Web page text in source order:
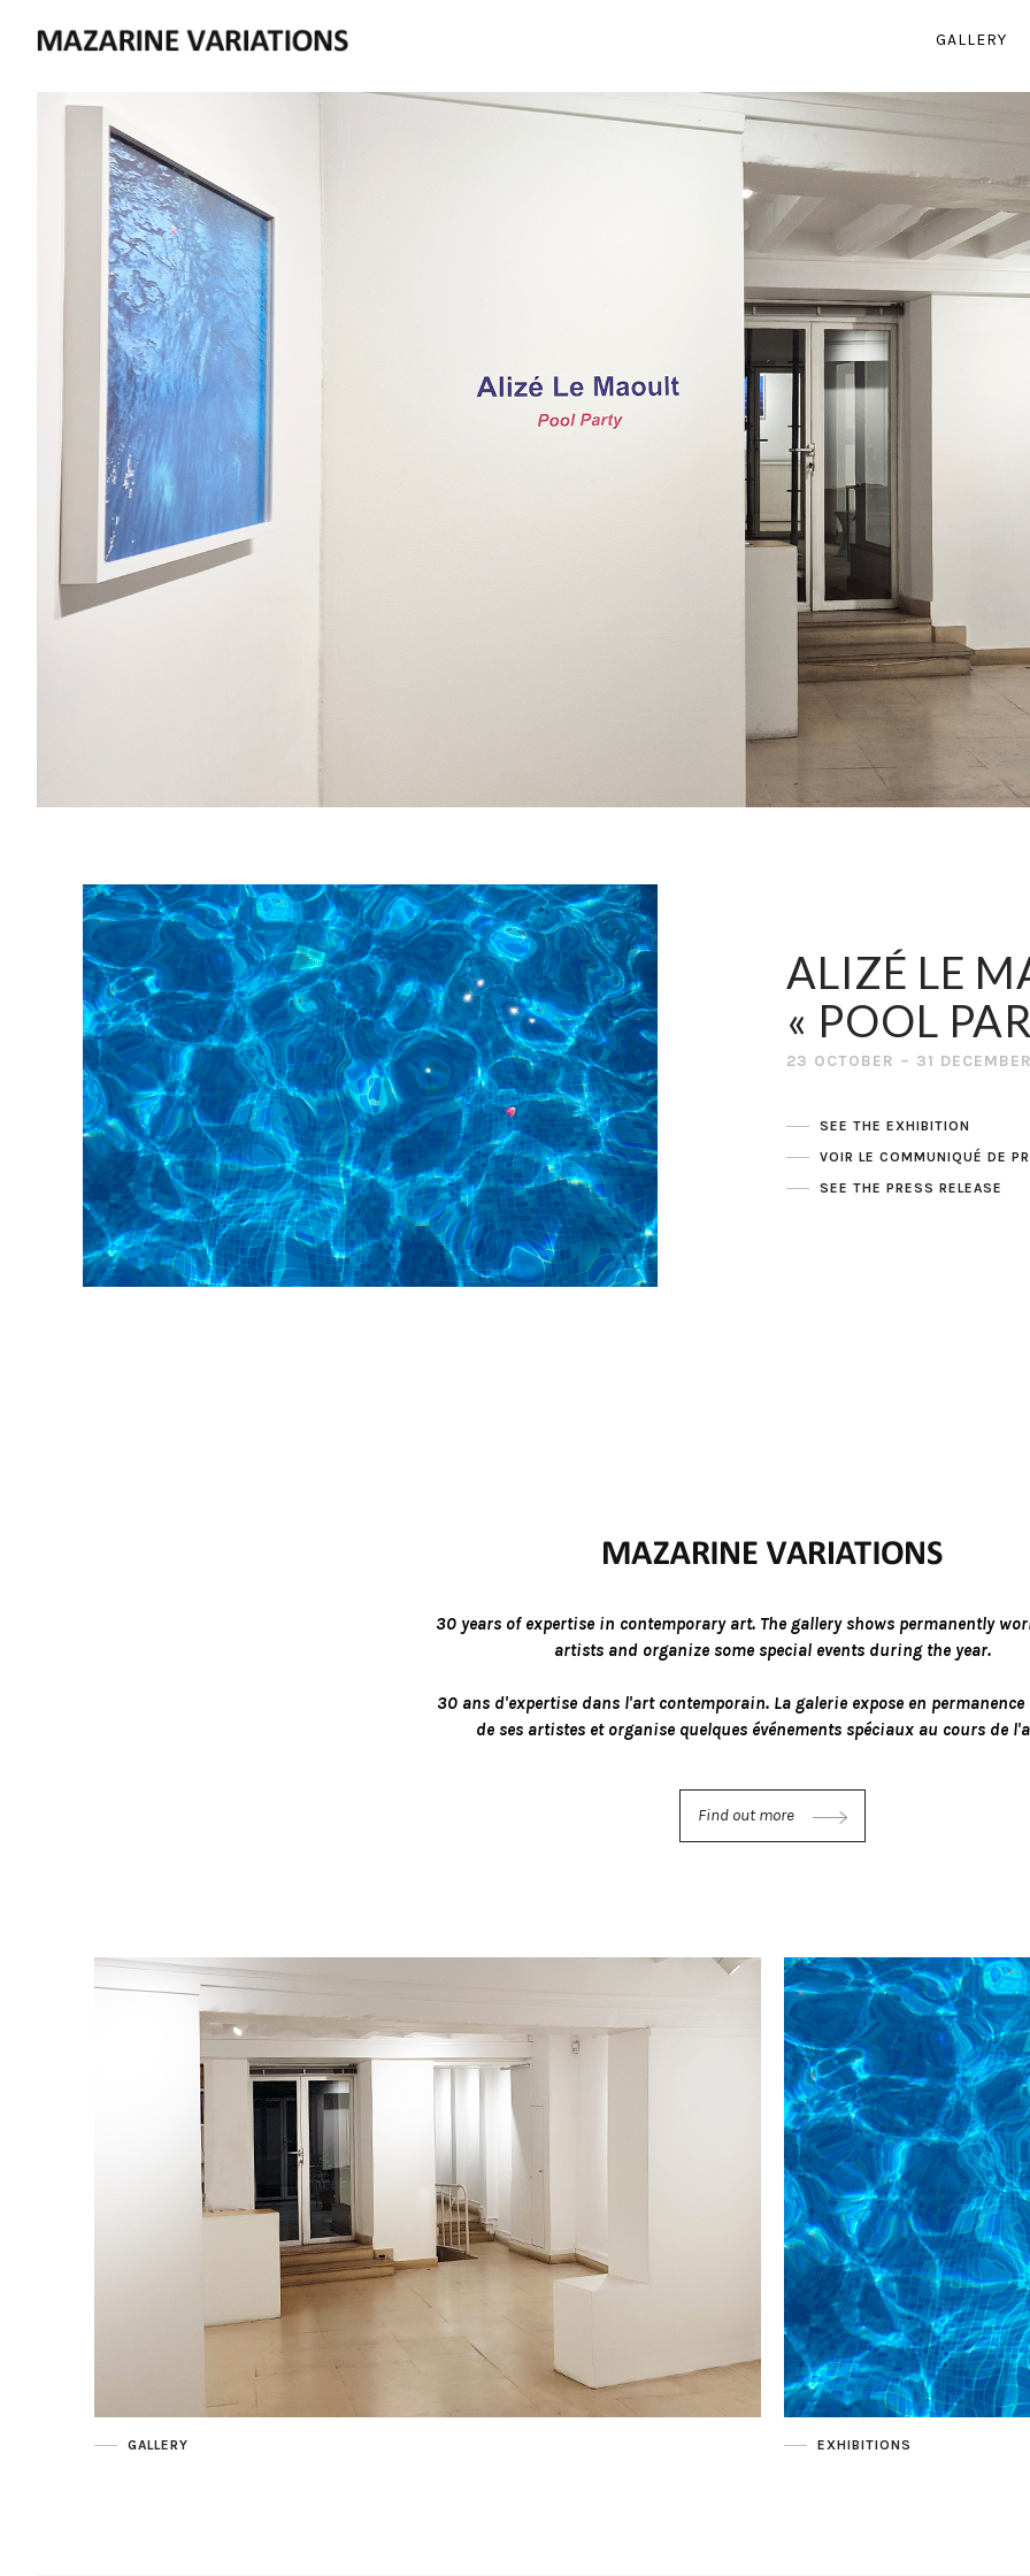
GALLERY
ALIZÉ LE
« POOL
23 OCTOBER – 31
SEE THE EXHIBITION
VOIR LE COMMUNIQUÉ DE
SEE THE PRESS RELEASE
30 years of expertise in contemporary art. The gallery shows permanently
artists and organize some special events during the year.
30 ans d'expertise dans l'art contemporain. La galerie expose en
de ses artistes et organise quelques événements spéciaux au cours de
Find out more
GALLERY EXHIBITIONS